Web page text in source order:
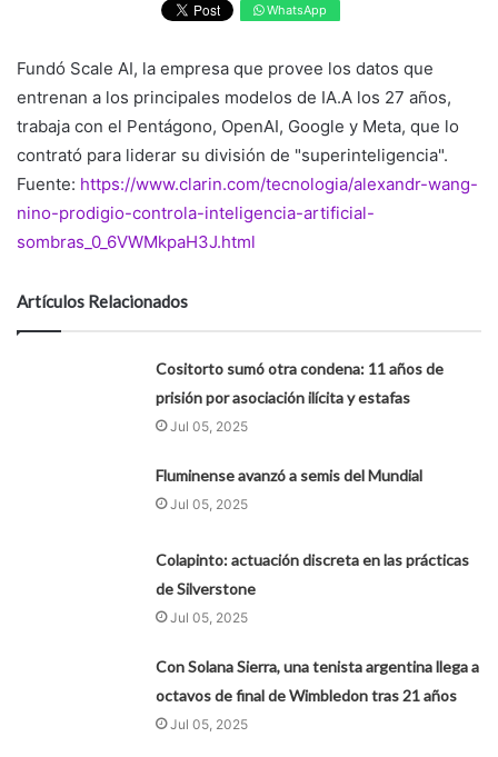
WhatsApp
Fundó Scale AI, la empresa que provee los datos que
entrenan a los principales modelos de IA.A los 27 años,
trabaja con el Pentágono, OpenAI, Google y Meta, que lo
contrató para liderar su división de "superinteligencia".
Fuente: https://www.clarin.com/tecnologia/alexandr-wang-
nino-prodigio-controla-inteligencia-artificial-
sombras_0_6VWMkpaH3J.html
Artículos Relacionados
Cositorto sumó otra condena: 11 años de
prisión por asociación ilícita y estafas
Jul 05, 2025
Fluminense avanzó a semis del Mundial
Jul 05, 2025
Colapinto: actuación discreta en las prácticas
de Silverstone
Jul 05, 2025
Con Solana Sierra, una tenista argentina llega a
octavos de final de Wimbledon tras 21 años
Jul 05, 2025